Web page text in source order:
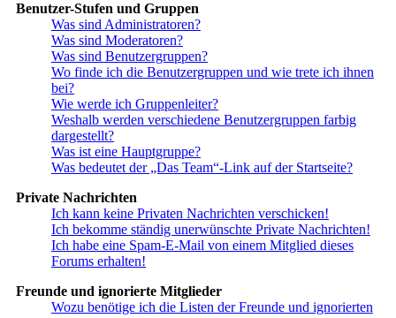
Benutzer-Stufen und Gruppen
Was sind Administratoren?
Was sind Moderatoren?
Was sind Benutzergruppen?
Wo finde ich die Benutzergruppen und wie trete ich ihnen
bei?
Wie werde ich Gruppenleiter?
Weshalb werden verschiedene Benutzergruppen farbig
dargestellt?
Was ist eine Hauptgruppe?
Was bedeutet der „Das Team“-Link auf der Startseite?
Private Nachrichten
Ich kann keine Privaten Nachrichten verschicken!
Ich bekomme ständig unerwünschte Private Nachrichten!
Ich habe eine Spam-E-Mail von einem Mitglied dieses
Forums erhalten!
Freunde und ignorierte Mitglieder
Wozu benötige ich die Listen der Freunde und ignorierten